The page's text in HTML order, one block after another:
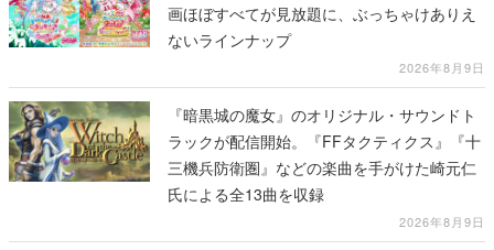
画ほぼすべてが見放題に、ぶっちゃけありえ
ないラインナップ
2026年8月9日
『暗黒城の魔女』のオリジナル・サウンドト
ラックが配信開始。『FFタクティクス』『十
三機兵防衛圏』などの楽曲を手がけた崎元仁
氏による全13曲を収録
2026年8月9日